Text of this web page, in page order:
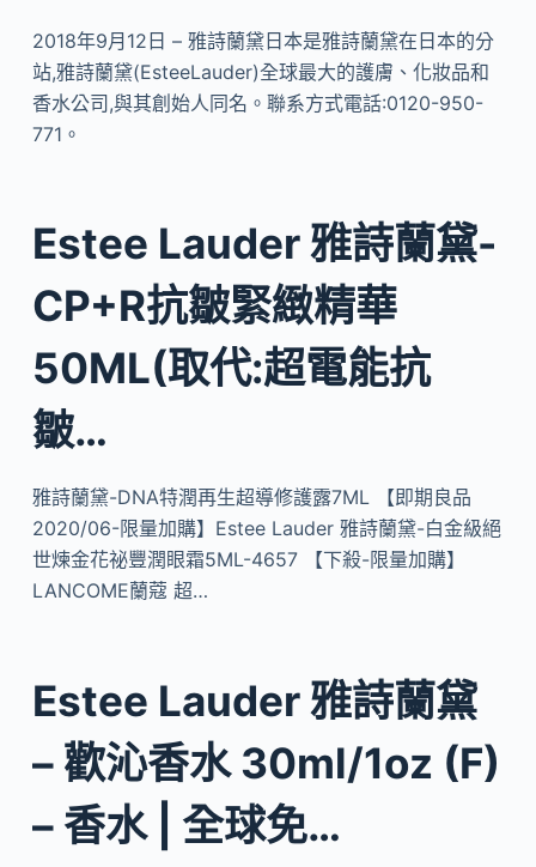
2018年9月12日 – 雅詩蘭黛日本是雅詩蘭黛在日本的分
站,雅詩蘭黛(EsteeLauder)全球最大的護膚、化妝品和
香水公司,與其創始人同名。聯系方式電話:0120-950-
771。
Estee Lauder 雅詩蘭黛-
CP+R抗皺緊緻精華
50ML(取代:超電能抗
皺…
雅詩蘭黛-DNA特潤再生超導修護露7ML 【即期良品
2020/06-限量加購】Estee Lauder 雅詩蘭黛-白金級絕
世煉金花祕豐潤眼霜5ML-4657 【下殺-限量加購】
LANCOME蘭蔻 超…
Estee Lauder 雅詩蘭黛
– 歡沁香水 30ml/1oz (F)
– 香水 | 全球免…